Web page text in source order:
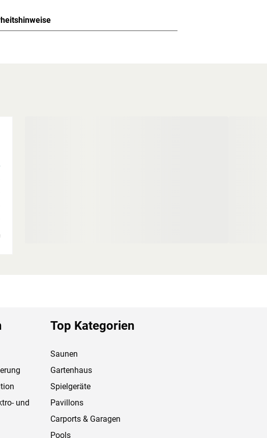
und
Top Kategorien
Saunen
Gartenhaus
Spielgeräte
Pavillons
Carports & Garagen
Pools